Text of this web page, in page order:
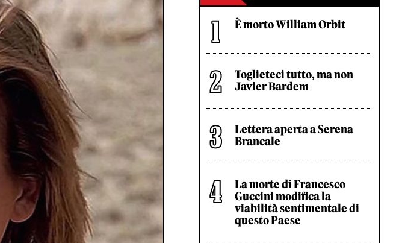
È morto William Orbit
Toglieteci tutto, ma non
Javier Bardem
Lettera aperta a Serena
Brancale
La morte di Francesco
Guccini modifica la
viabilità sentimentale di
questo Paese